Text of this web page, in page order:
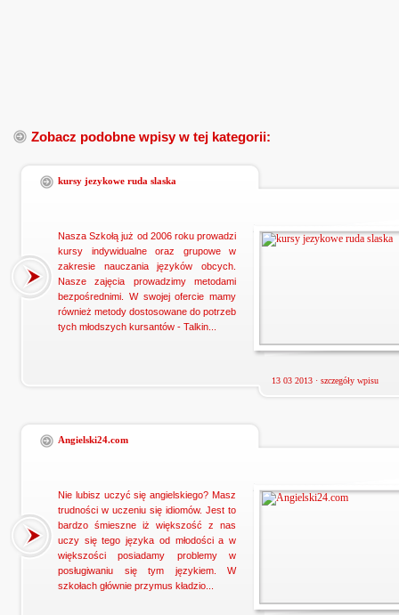
Zobacz podobne wpisy w tej kategorii:
kursy jezykowe ruda slaska
Nasza Szkołą już od 2006 roku prowadzi
kursy indywidualne oraz grupowe w
zakresie nauczania języków obcych.
Nasze zajęcia prowadzimy metodami
bezpośrednimi. W swojej ofercie mamy
również metody dostosowane do potrzeb
tych młodszych kursantów - Talkin...
13 03 2013 · szczegóły wpisu
Angielski24.com
Nie lubisz uczyć się angielskiego? Masz
trudności w uczeniu się idiomów. Jest to
bardzo śmieszne iż większość z nas
uczy się tego języka od młodości a w
większości posiadamy problemy w
posługiwaniu się tym językiem. W
szkołach głównie przymus kładzio...